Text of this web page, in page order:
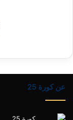
عن كورة 25